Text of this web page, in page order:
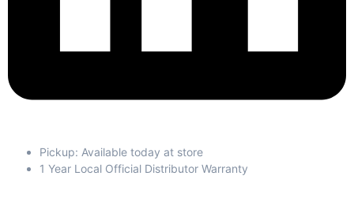
Pickup: Available today at store
1 Year Local Official Distributor Warranty